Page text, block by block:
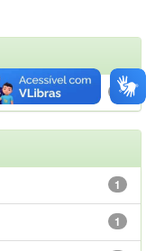
1
1
1